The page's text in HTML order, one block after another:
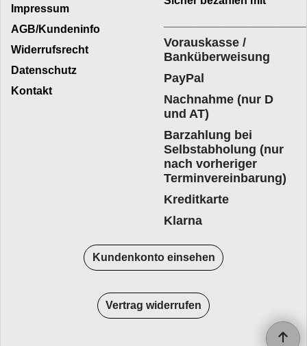
Impressum
AGB/Kundeninfo
Widerrufsrecht
Datenschutz
Kontakt
Vorauskasse /
Banküberweisung
PayPal
Nachnahme (nur D
und AT)
Barzahlung bei
Selbstabholung (nur
nach vorheriger
Terminvereinbarung)
Kreditkarte
Klarna
Kundenkonto einsehen
Vertrag widerrufen